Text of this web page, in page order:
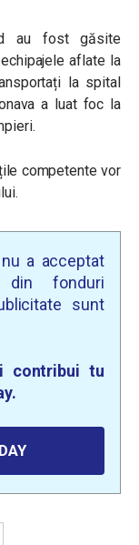
au fost găsite
aflate la
la spital
a luat foc la
competente vor
a acceptat
fonduri
sunt
contribui tu